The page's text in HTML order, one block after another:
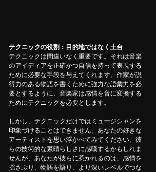
テクニックの役割：目的地ではなく土台
テクニックは間違いなく重要です。それは音楽
のアイディアを正確かつ自信を持って表現する
ために必要な手段を与えてくれます。作家が説
得力のある物語を書くために強力な語彙力を必
要とするように、音楽家は感情を音に変換する
ためにテクニックを必要とします。
しかし、テクニックだけではミュージシャンを
印象づけることはできません。あなたの好きな
アーティストを思い浮かべてみてください。彼
らの技術的な素晴らしさに感嘆するかもしれま
せんが、あなたが彼らに惹かれるのは、感情を
揺さぶり、物語を語り、より深いレベルでつな